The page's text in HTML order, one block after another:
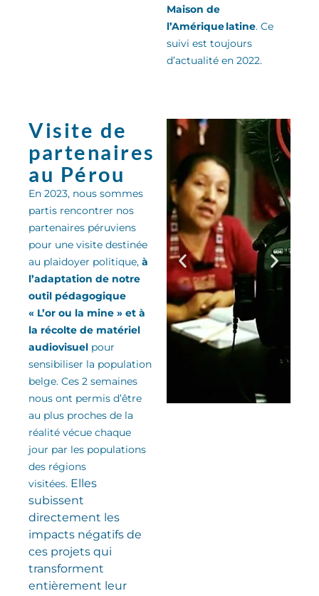
Maison de
l’Amérique latine. Ce
suivi est toujours
d’actualité en 2022.
Visite de
partenaires
au Pérou
En 2023, nous sommes
partis rencontrer nos
partenaires péruviens
pour une visite destinée
au plaidoyer politique, à
l’adaptation de notre
outil pédagogique
« L’or ou la mine » et à
la récolte de matériel
audiovisuel pour
sensibiliser la population
belge. Ces 2 semaines
nous ont permis d’être
au plus proches de la
réalité vécue chaque
jour par les populations
des régions
visitées. Elles
subissent
directement les
impacts négatifs de
ces projets qui
transforment
entièrement leur